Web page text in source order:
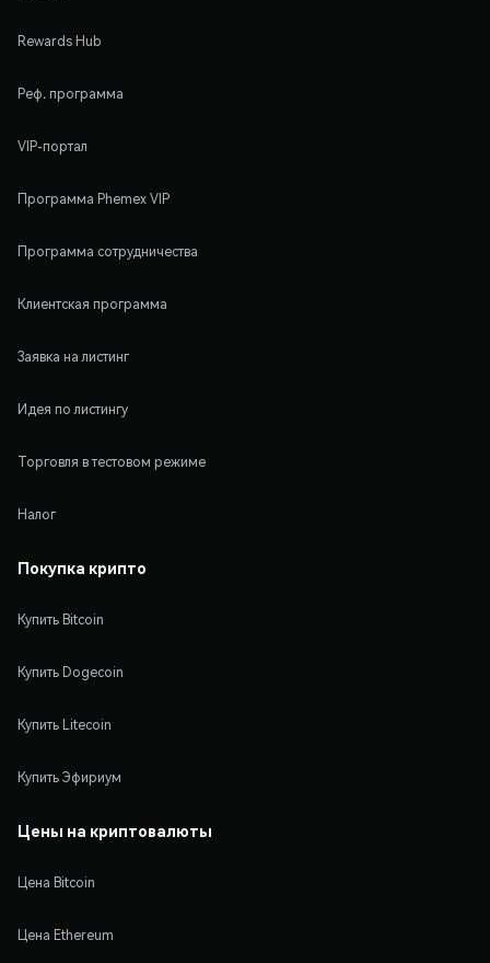
Rewards Hub
Реф. программа
VIP-портал
Программа Phemex VIP
Программа сотрудничества
Клиентская программа
Заявка на листинг
Идея по листингу
Торговля в тестовом режиме
Налог
Покупка крипто
Купить Bitcoin
Купить Dogecoin
Купить Litecoin
Купить Эфириум
Цены на криптовалюты
Цена Bitcoin
Цена Ethereum